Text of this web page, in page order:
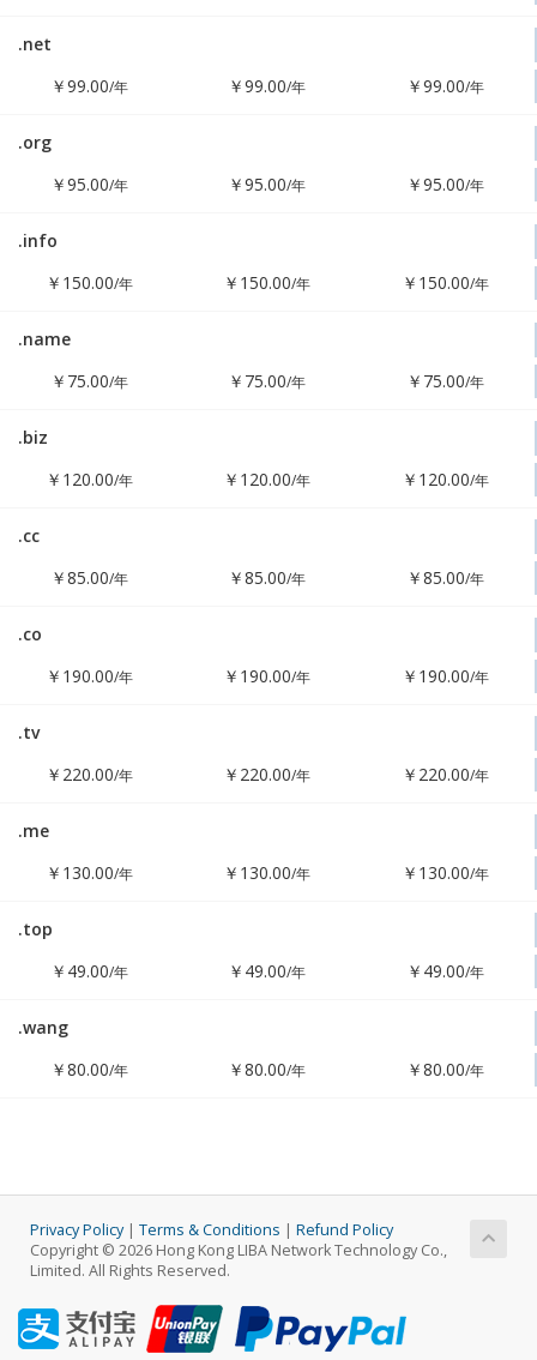
.net
￥99.00/年 ￥99.00/年 ￥99.00/年
.org
￥95.00/年 ￥95.00/年 ￥95.00/年
.info
￥150.00/年 ￥150.00/年 ￥150.00/年
.name
￥75.00/年 ￥75.00/年 ￥75.00/年
.biz
￥120.00/年 ￥120.00/年 ￥120.00/年
.cc
￥85.00/年 ￥85.00/年 ￥85.00/年
.co
￥190.00/年 ￥190.00/年 ￥190.00/年
.tv
￥220.00/年 ￥220.00/年 ￥220.00/年
.me
￥130.00/年 ￥130.00/年 ￥130.00/年
.top
￥49.00/年 ￥49.00/年 ￥49.00/年
.wang
￥80.00/年 ￥80.00/年 ￥80.00/年
Privacy Policy| Terms & Conditions | Refund Policy
Copyright © 2026 Hong Kong LIBA Network Technology Co.,
Limited. All Rights Reserved.